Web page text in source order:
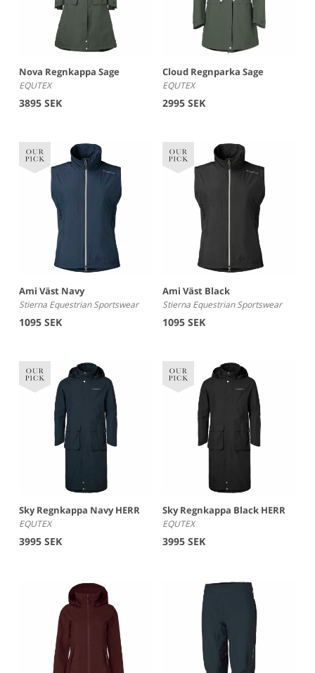
Nova Regnkappa Sage
EQUTEX
3895 SEK
Cloud Regnparka Sage
EQUTEX
2995 SEK
Ami Väst Navy
Stierna Equestrian Sportswear
1095 SEK
Ami Väst Black
Stierna Equestrian Sportswear
1095 SEK
Sky Regnkappa Navy HERR
EQUTEX
3995 SEK
Sky Regnkappa Black HERR
EQUTEX
3995 SEK